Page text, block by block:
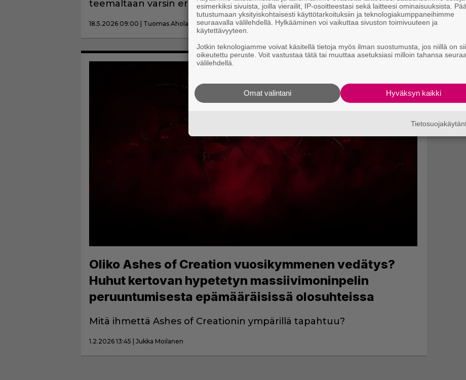
teemaltaan varsin erilainen Crimson Desertiin verrattuna.
18.5.2026 09:00 | Tuomas Ahola
Oliko Ashes of Creation vuosikymmenen vedätys?
Huhut kertovan hypetetyn massiivimoninpelin
peruuntumisesta epämääräisissä olosuhteissa
Mitä ihmettä Ashes of Creationin ympärillä tapahtuu?
1.2.2026 13:45 | Jukka Moilanen
esimerkiksi sivuista, joilla vierailit, IP-osoitteestasi sekä laitteesi ominaisuuksista.
tutustumaan yksityiskohtaisesti käyttötarkoituksiin ja teknologiakumppaneihimme
seuraavalla välilehdellä. Hylkääminen voi vaikuttaa sivuston toimivuuteen ja
käytettävyyteen.
Jotkin teknologiamme voivat käsitellä tietoja myös ilman suostumusta, jos niillä on
oikeutettu peruste. Voit vastustaa tätä tai muuttaa asetuksiasi milloin tahansa
välilehdellä.
Hyväksyn kaikki
Omat valintani